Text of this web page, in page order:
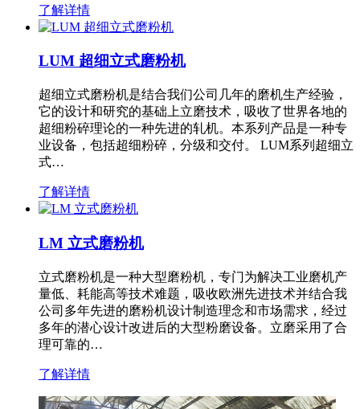
了解详情
LUM 超细立式磨粉机
超细立式磨粉机是结合我们公司几年的磨机生产经验，
它的设计和研究的基础上立磨技术，吸收了世界各地的
超细粉碎理论的一种先进的轧机。本系列产品是一种专
业设备，包括超细粉碎，分级和交付。 LUM系列超细立
式…
了解详情
LM 立式磨粉机
立式磨粉机是一种大型磨粉机，专门为解决工业磨机产
量低、耗能高等技术难题，吸收欧洲先进技术并结合我
公司多年先进的磨粉机设计制造理念和市场需求，经过
多年的潜心设计改进后的大型粉磨设备。立磨采用了合
理可靠的…
了解详情